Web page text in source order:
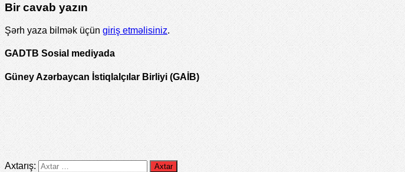
Bir cavab yazın
Şərh yaza bilmək üçün giriş etməlisiniz.
GADTB Sosial mediyada
Güney Azərbaycan İstiqlalçılar Birliyi (GAİB)
Axtarış: